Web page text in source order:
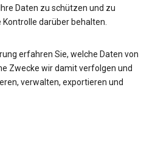
Daten zu schützen und zu
darüber behalten.
erfahren Sie, welche Daten von
Zwecke wir damit verfolgen und
verwalten, exportieren und